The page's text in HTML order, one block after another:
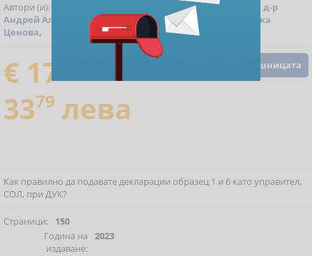
Автори (и): Аспасия Петкова
доц. д-р
Андрей Александров,Теодора Дичева
Проф. д-р Любка
Ценова,
Добавете в кошницата
€ 17
3379 лева
Как правилно да подавате декларации образец 1 и 6 като управител,
СОЛ, при ДУК?
Страници:
150
Година на
издаване:
2023